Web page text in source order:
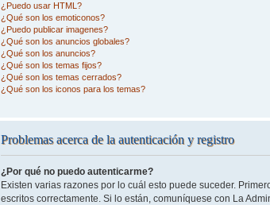
¿Puedo usar HTML?
¿Qué son los emoticonos?
¿Puedo publicar imagenes?
¿Qué son los anuncios globales?
¿Qué son los anuncios?
¿Qué son los temas fijos?
¿Qué son los temas cerrados?
¿Qué son los iconos para los temas?
Problemas acerca de la autenticación y registro
¿Por qué no puedo autenticarme?
Existen varias razones por lo cuál esto puede suceder.
escritos correctamente. Si lo están, comuníquese con La